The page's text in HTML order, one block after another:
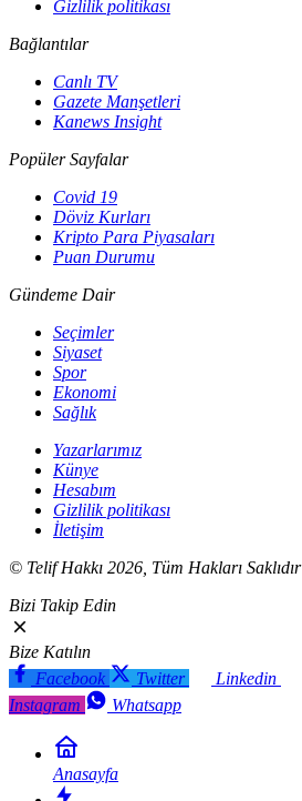
Gizlilik politikası
Bağlantılar
Canlı TV
Gazete Manşetleri
Kanews Insight
Popüler Sayfalar
Covid 19
Döviz Kurları
Kripto Para Piyasaları
Puan Durumu
Gündeme Dair
Seçimler
Siyaset
Spor
Ekonomi
Sağlık
Yazarlarımız
Künye
Hesabım
Gizlilik politikası
İletişim
© Telif Hakkı 2026, Tüm Hakları Saklıdır
Bizi Takip Edin
Bize Katılın
Facebook
Twitter Linkedin
Instagram
Whatsapp
Anasayfa